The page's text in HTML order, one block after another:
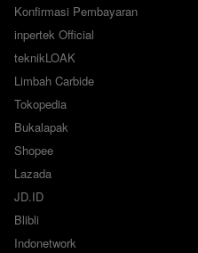
Konfirmasi Pembayaran
inpertek Official
teknikLOAK
Limbah Carbide
Tokopedia
Bukalapak
Shopee
Lazada
JD.ID
Blibli
Indonetwork